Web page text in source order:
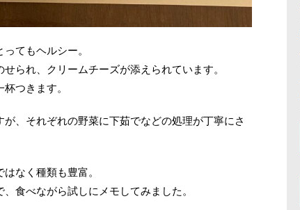
てもヘルシー。
られ、クリームチーズが添えられています。
つきます。
、それぞれの野菜に下茹でなどの処理が丁寧にさ
なく種類も豊富。
食べながら試しにメモしてみました。